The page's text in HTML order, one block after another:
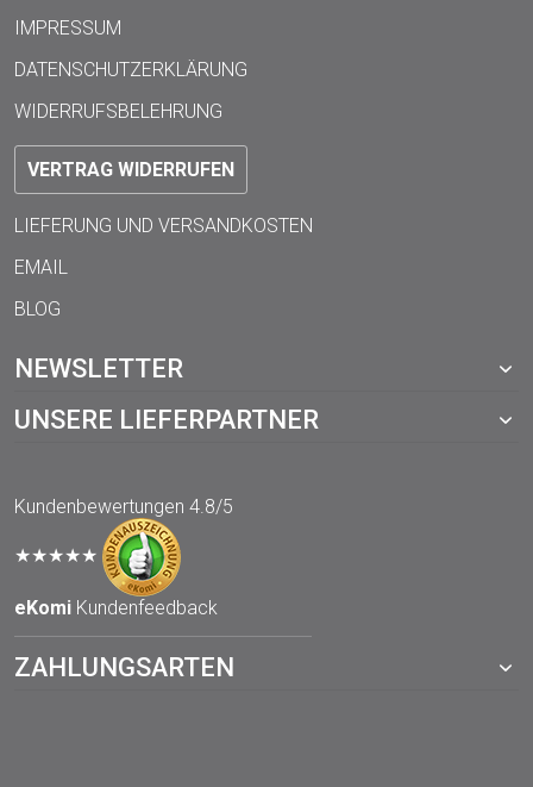
IMPRESSUM
DATENSCHUTZERKLÄRUNG
WIDERRUFSBELEHRUNG
VERTRAG WIDERRUFEN
LIEFERUNG UND VERSANDKOSTEN
EMAIL
BLOG
NEWSLETTER
UNSERE LIEFERPARTNER
Kundenbewertungen 4.8/5
★★★★★
eKomi Kundenfeedback
ZAHLUNGSARTEN